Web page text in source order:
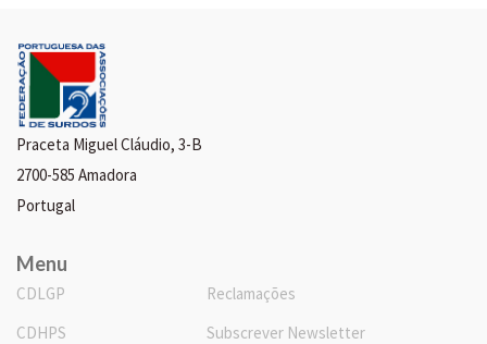
Praceta Miguel Cláudio, 3-B
2700-585 Amadora
Portugal
Menu
CDLGP
CDHPS
Reclamações
Subscrever Newsletter